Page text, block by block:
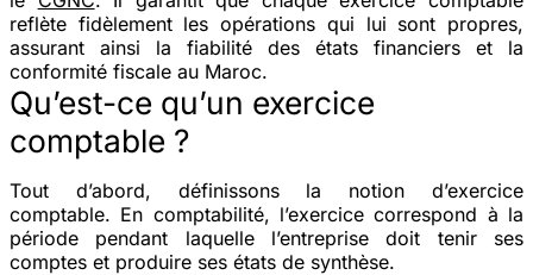
reflète fidèlement les opérations qui lui sont propres,
assurant ainsi la fiabilité des états financiers et la
conformité fiscale au Maroc.
Qu’est-ce qu’un exercice
comptable ?
Tout d’abord, définissons la notion d’exercice
comptable. En comptabilité, l’exercice correspond à la
période pendant laquelle l’entreprise doit tenir ses
comptes et produire ses états de synthèse.